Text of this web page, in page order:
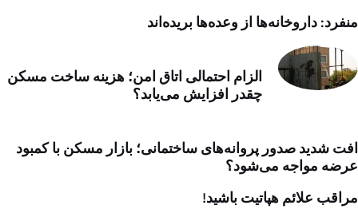
منفرد: داروخانه‌ها از وعده‌ها بریده‌اند
الزام احتمالی اتاق امن؛ هزینه ساخت مسکن
چقدر افزایش می‌یابد؟
افت شدید صدور پروانه‌های ساختمانی؛ بازار مسکن با کمبود
عرضه مواجه می‌شود؟
مراقب علائم هپاتیت باشید!